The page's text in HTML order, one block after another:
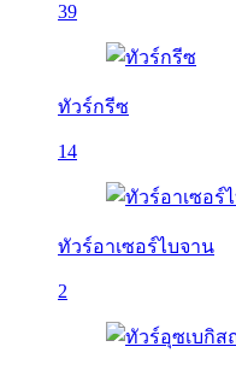
39
ทัวร์กรีซ
14
ทัวร์อาเซอร์ไบจาน
2